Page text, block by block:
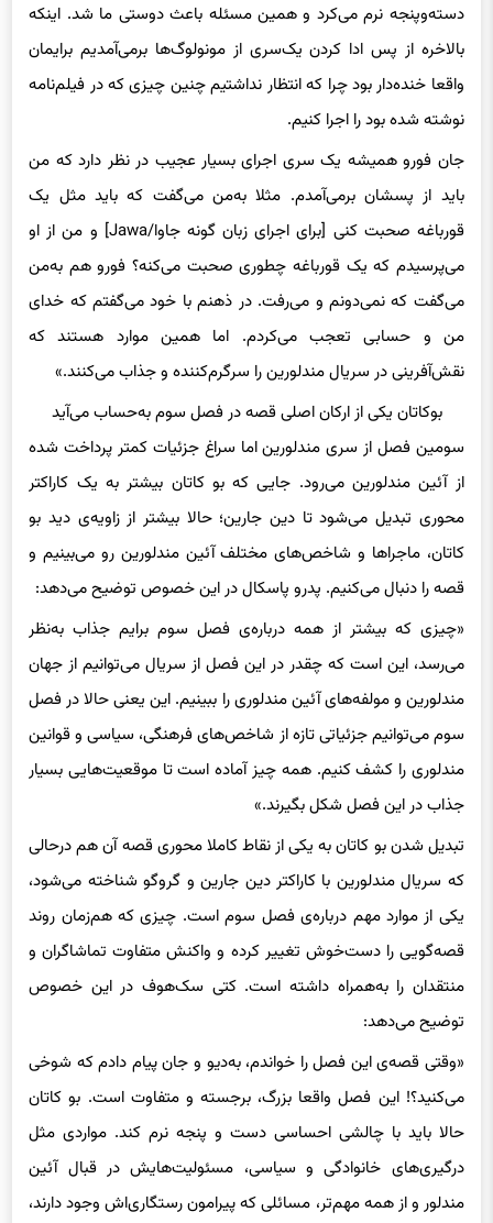
دسته‌وپنجه نرم می‌کرد و همین مسئله باعث دوستی ما شد. اینکه
بالاخره از پس ادا کردن یک‌سری از مونولوگ‌ها برمی‌آمدیم برایمان
واقعا خنده‌دار بود چرا که انتظار نداشتیم چنین چیزی که در فیلم‌نامه
نوشته شده بود را اجرا کنیم.
جان فورو همیشه یک سری اجرای بسیار عجیب در نظر دارد که من
باید از پسشان برمی‌آمدم. مثلا به‌من می‌گفت که باید مثل یک
قورباغه صحبت کنی [برای اجرای زبان گونه جاوا/Jawa] و من از او
می‌پرسیدم که یک قورباغه چطوری صحبت می‌کنه؟ فورو هم به‌من
می‌گفت که نمی‌دونم و می‌رفت. در ذهنم با خود می‌گفتم که خدای
من و حسابی تعجب می‌کردم. اما همین موارد هستند که
نقش‌آفرینی در سریال مندلورین را سرگرم‌کننده و جذاب می‌کنند.»
بوکاتان یکی از ارکان اصلی قصه در فصل سوم به‌حساب می‌آید
سومین فصل از سری مندلورین اما سراغ جزئیات کمتر پرداخت شده
از آئین مندلورین می‌رود. جایی که بو کاتان بیشتر به یک کاراکتر
محوری تبدیل می‌شود تا دین جارین؛ حالا بیشتر از زاویه‌ی دید بو
کاتان، ماجراها و شاخص‌های مختلف آئین مندلورین رو می‌بینیم و
قصه را دنبال می‌کنیم. پدرو پاسکال در این خصوص توضیح می‌دهد:
«چیزی که بیشتر از همه درباره‌ی فصل سوم برایم جذاب به‌نظر
می‌رسد، این است که چقدر در این فصل از سریال می‌توانیم از جهان
مندلورین و مولفه‌های آئین مندلوری را ببینیم. این یعنی حالا در فصل
سوم می‌توانیم جزئیاتی تازه از شاخص‌های فرهنگی، سیاسی و قوانین
مندلوری را کشف کنیم. همه چیز آماده‌ است تا موقعیت‌هایی بسیار
جذاب در این فصل شکل بگیرند.»
تبدیل شدن بو کاتان به یکی از نقاط کاملا محوری قصه آن هم درحالی
که سریال مندلورین با کاراکتر دین جارین و گروگو شناخته می‌شود،
یکی از موارد مهم درباره‌ی فصل سوم است. چیزی که هم‌زمان روند
قصه‌گویی را دست‌خوش تغییر کرده و واکنش متفاوت تماشاگران و
منتقدان را به‌همراه داشته است. کتی سک‌هوف در این خصوص
توضیح می‌دهد:
«وقتی قصه‌ی این فصل را خواندم، به‌دیو و جان پیام دادم که شوخی
می‌کنید؟! این فصل واقعا بزرگ، برجسته و متفاوت است. بو کاتان
حالا باید با چالشی احساسی دست و پنجه نرم کند. مواردی مثل
درگیری‌های خانوادگی و سیاسی، مسئولیت‌هایش در قبال آئین
مندلور و از همه مهم‌تر، مسائلی که پیرامون رستگاری‌اش وجود دارند،